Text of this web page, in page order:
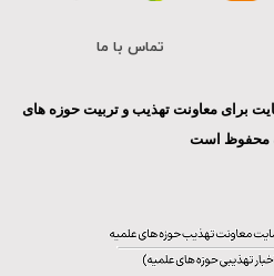
تماس با ما
برای معاونت تهذیب و تربیت حوزه های
محفوظ است